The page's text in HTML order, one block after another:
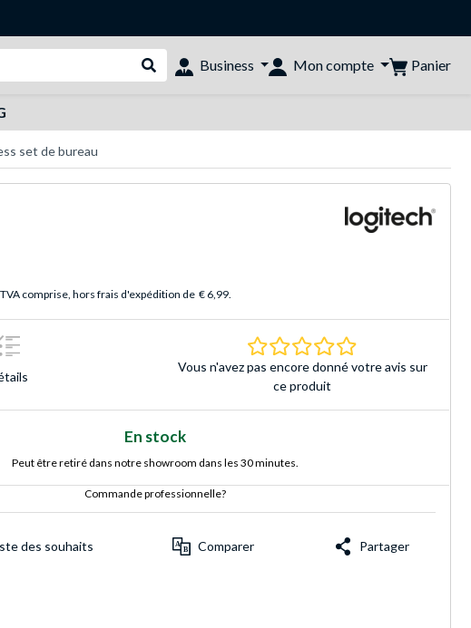
Rechercher dans le shop
Business Mon compte Panier
set de bureau
TVA comprise, hors frais d'expédition de € 6,99.
0.0 Étoiles Basé sur
Vous n'avez pas encore donné votre avis sur
ce produit
En stock
Peut être retiré dans notre showroom dans les 30 minutes.
Commande professionnelle?
des souhaits Comparer Partager